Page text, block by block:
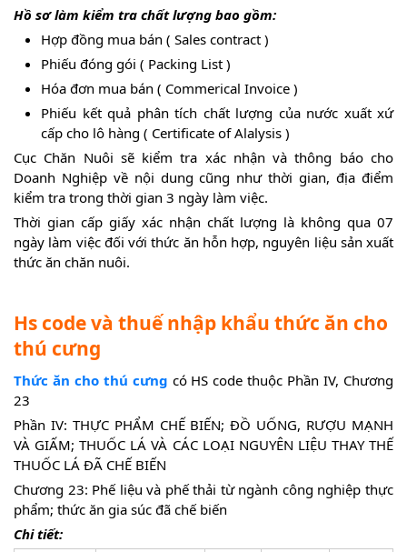
Hồ sơ làm kiểm tra chất lượng bao gồm:
Hợp đồng mua bán ( Sales contract )
Phiếu đóng gói ( Packing List )
Hóa đơn mua bán ( Commerical Invoice )
Phiếu kết quả phân tích chất lượng của nước xuất xứ
cấp cho lô hàng ( Certificate of Alalysis )
Cục Chăn Nuôi sẽ kiểm tra xác nhận và thông báo cho
Doanh Nghiệp về nội dung cũng như thời gian, địa điểm
kiểm tra trong thời gian 3 ngày làm việc.
Thời gian cấp giấy xác nhận chất lượng là không qua 07
ngày làm việc đối với thức ăn hỗn hợp, nguyên liệu sản xuất
thức ăn chăn nuôi.
Hs code và thuế nhập khẩu thức ăn cho
thú cưng
Thức ăn cho thú cưng có HS code thuộc Phần IV, Chương
23
Phần IV: THỰC PHẨM CHẾ BIẾN; ĐỒ UỐNG, RƯỢU MẠNH
VÀ GIẤM; THUỐC LÁ VÀ CÁC LOẠI NGUYÊN LIỆU THAY THẾ
THUỐC LÁ ĐÃ CHẾ BIẾN
Chương 23: Phế liệu và phế thải từ ngành công nghiệp thực
phẩm; thức ăn gia súc đã chế biến
Chi tiết: